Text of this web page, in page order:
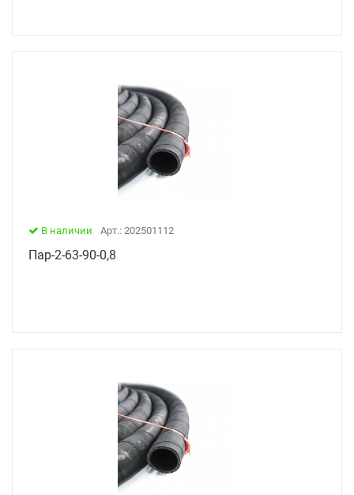
В наличии Арт.: 202501112
Пар-2-63-90-0,8